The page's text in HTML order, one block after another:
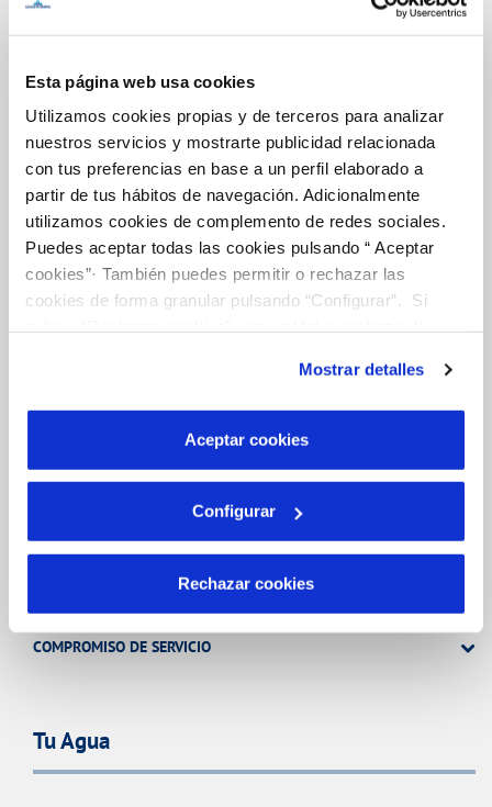
Esta página web usa cookies
Utilizamos cookies propias y de terceros para analizar
nuestros servicios y mostrarte publicidad relacionada
con tus preferencias en base a un perfil elaborado a
partir de tus hábitos de navegación. Adicionalmente
utilizamos cookies de complemento de redes sociales.
Puedes aceptar todas las cookies pulsando “ Aceptar
cookies”· También puedes permitir o rechazar las
cookies de forma granular pulsando “Configurar”. Si
son indispensables para que el sitio web funcione y que
por tanto no se pueden desactivar. Puedes consultar
más información en nuestraPolítica de Cookies
Mostrar detalles
Aceptar cookies
Configurar
Rechazar cookies
Inicio
Gestiones Online
FACTURAS, PAGOS Y CONSUMOS
CONTRATOS
MODIFICACIÓN DE DATOS
INCIDENCIAS
ATENCIÓN AL CLIENTE
COMPROMISO DE SERVICIO
Tu Agua